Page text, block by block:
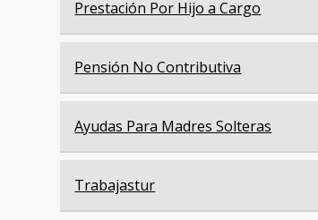
Prestación Por Hijo a Cargo
Pensión No Contributiva
Ayudas Para Madres Solteras
Trabajastur